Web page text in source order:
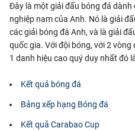
Đây là một giải đấu bóng đá dành
nghiệp nam của Anh. Nó là giải
các giải bóng đá Anh, và là giải
quốc gia. Với đội bóng, với 2
1 danh hiệu cao quý duy nhất đó
Kết quả bóng đá
Bảng xếp hạng Bóng đá
Kết quả Carabao Cup